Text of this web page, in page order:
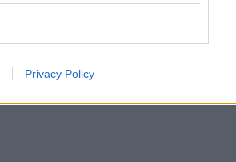
Privacy Policy